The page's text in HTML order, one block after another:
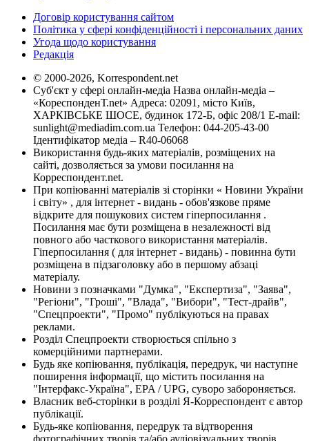
Договір користування сайтом
Політика у сфері конфіденційності і персональних даних
Угода щодо користування
Редакція
© 2000-2026, Korrespondent.net
Суб'єкт у сфері онлайн-медіа Назва онлайн-медіа –
«КореспонденТ.net» Адреса: 02091, місто Київ,
ХАРКІВСЬКЕ ШОСЕ, будинок 172-Б, офіс 208/1 E-mail:
sunlight@mediadim.com.ua Телефон: 044-205-43-00
Ідентифікатор медіа – R40-06068
Використання будь-яких матеріалів, розміщених на
сайті, дозволяється за умови посилання на
Корреспондент.net.
При копіюванні матеріалів зі сторінки « Новини України
і світу» , для інтернет - видань - обов'язкове пряме
відкрите для пошукових систем гіперпосилання .
Посилання має бути розміщена в незалежності від
повного або часткового використання матеріалів.
Гіперпосилання ( для інтернет - видань) - повинна бути
розміщена в підзаголовку або в першому абзаці
матеріалу.
Новини з позначками "Думка", "Експертиза", "Заява",
"Регіони", "Гроші", "Влада", "Вибори", "Тест-драйв",
"Спецпроекти", "Промо" публікуються на правах
реклами.
Розділ Спецпроекти створюється спільно з
комерційними партнерами.
Будь яке копіювання, публікація, передрук, чи наступне
поширення інформації, що містить посилання на
"Інтерфакс-Україна", EPA / UPG, суворо забороняється.
Власник веб-сторінки в розділі Я-Корреспондент є автор
публікації.
Будь-яке копіювання, передрук та відтворення
фотографічних творів та/або аудіовізуальних творів